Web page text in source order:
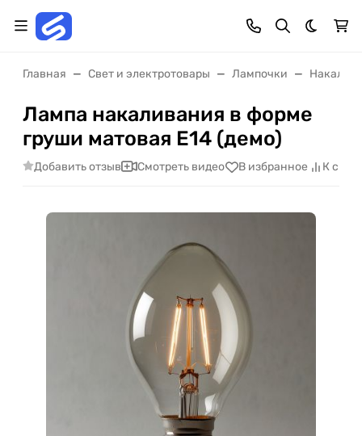
Темная
Главная Свет и электротовары Лампочки
Лампа накаливания в форме
груши матовая Е14 (демо)
Добавить отзыв Смотреть видео В избранное К